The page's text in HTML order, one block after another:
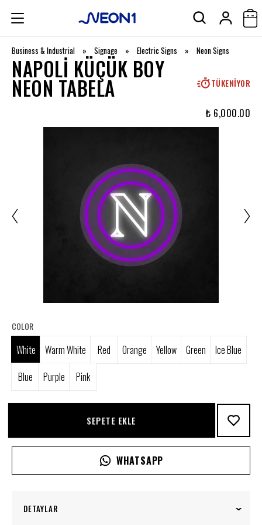
Business & Industrial » Signage » Electric Signs » Neon Signs
NAPOLI KÜÇÜK BOY
NEON TABELA TÜKENIYOR
₺ 6,000.00
COLOR
White Warm White Red Orange Yellow Green
Ice Blue
Blue
Purple Pink
SEPETE EKLE
WHATSAPP
DETAYLAR